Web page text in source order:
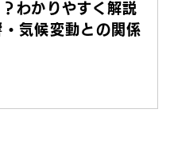
わかりやすく解説
・気候変動との関係